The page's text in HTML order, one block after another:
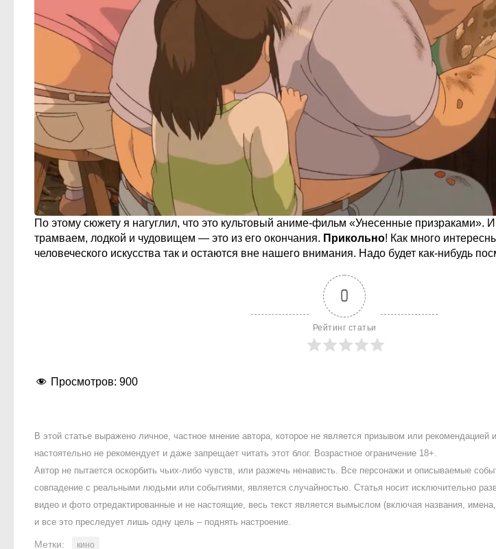
По этому сюжету я нагуглил, что это культовый аниме-фильм «Унесенные призраками».
трамваем, лодкой и чудовищем — это из его окончания. Прикольно! Как много
человеческого искусства так и остаются вне нашего внимания. Надо будет как-нибудь
0
Рейтинг статьи
Просмотров: 900
В этой статье выражено личное, частное мнение автора, которое не является призывом или
настоятельно не рекомендует и даже запрещает читать этот блог. Возрастное ограничение 18+.
Автор не пытается оскорбить чьих-либо чувств, или разжечь ненависть. Все персонажи и описываемые
совпадение с реальными людьми или событиями, является случайностью. Статья носит исключительно
видео и фото отредактированные и не настоящие, весь текст является вымыслом (включая названия,
и все это преследует лишь одну цель – поднять настроение.
Метки: кино